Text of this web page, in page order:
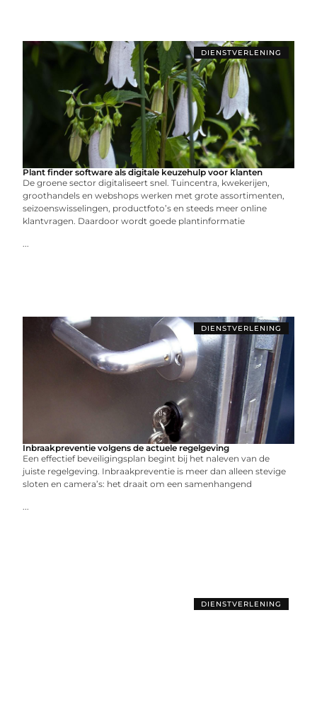
DIENSTVERLENING
Plant finder software als digitale keuzehulp voor klanten
De groene sector digitaliseert snel. Tuincentra, kwekerijen,
groothandels en webshops werken met grote assortimenten,
seizoenswisselingen, productfoto’s en steeds meer online
klantvragen. Daardoor wordt goede plantinformatie
...
DIENSTVERLENING
Inbraakpreventie volgens de actuele regelgeving
Een effectief beveiligingsplan begint bij het naleven van de
juiste regelgeving. Inbraakpreventie is meer dan alleen stevige
sloten en camera’s: het draait om een samenhangend
...
DIENSTVERLENING